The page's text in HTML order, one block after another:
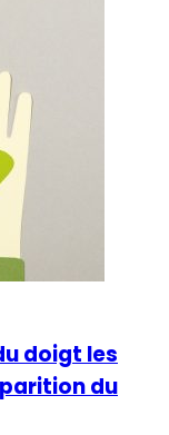
doigt les
du